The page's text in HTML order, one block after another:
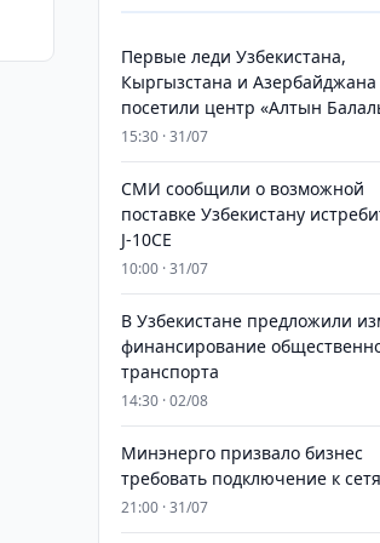
Первые леди Узбекистана,
Кыргызстана и Азербайджана
посетили центр «Алтын
15:30 · 31/07
СМИ сообщили о возможной
поставке Узбекистану
J-10CE
10:00 · 31/07
В Узбекистане предложили
финансирование
транспорта
14:30 · 02/08
Минэнерго призвало бизнес
требовать подключение к
21:00 · 31/07